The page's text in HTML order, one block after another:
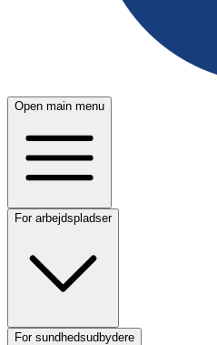
Open main menu
For arbejdspladser
For sundhedsudbydere